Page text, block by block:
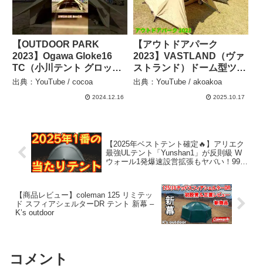
【OUTDOOR PARK
2023】Ogawa Gloke16
TC（小川テント グロッケ
16 TC）9人用の紹介
出典：YouTube / cocoa
2024.12.16
【アウトドアパーク
2023】VASTLAND（ヴァ
ストランド）ドーム型ツー
リングテント ソロ（タ
出典：YouTube / akoakoa
2025.10.17
【2025年ベストテント確定🔥】アリエク
最強ULテント「Yunshan1」が反則級 W
ウォール1発爆速設営拡張もヤバい！99g
Camp / ハリケーンキャンプ
【商品レビュー】coleman 125 リミテッ
ド スフィアシェルターDR テント 新幕 –
K’s outdoor
コメント